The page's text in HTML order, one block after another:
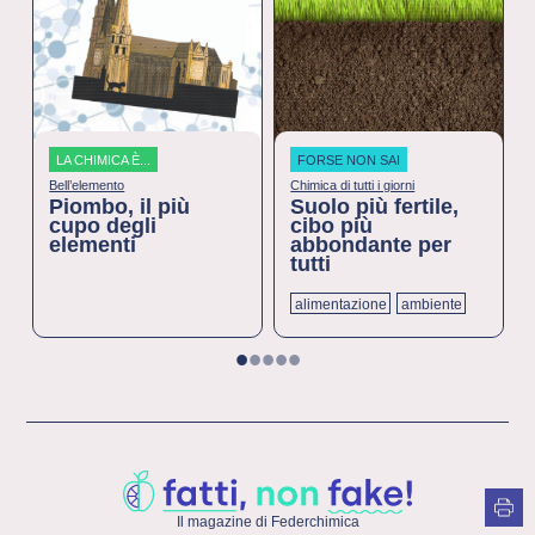
LA CHIMICA È...
Bell’elemento
Piombo, il più
cupo degli
elementi
FORSE NON SAI
Chimica di tutti i giorni
Suolo più fertile,
cibo più
abbondante per
tutti
alimentazione ambiente
12345
Il magazine di Federchimica